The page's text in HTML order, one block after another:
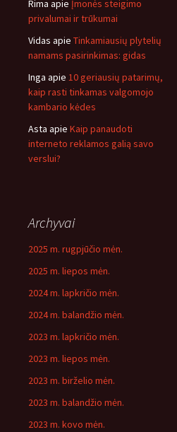
Rima apie Įmonės steigimo
privalumai ir trūkumai
Vidas apie Tinkamiausių plytelių
namams pasirinkimas: gidas
Inga apie 10 geriausių patarimų,
kaip rasti tinkamas valgomojo
kambario kėdes
Asta apie Kaip panaudoti
interneto reklamos galią savo
verslui?
Archyvai
2025 m. rugpjūčio mėn.
2025 m. liepos mėn.
2024 m. lapkričio mėn.
2024 m. balandžio mėn.
2023 m. lapkričio mėn.
2023 m. liepos mėn.
2023 m. birželio mėn.
2023 m. balandžio mėn.
2023 m. kovo mėn.